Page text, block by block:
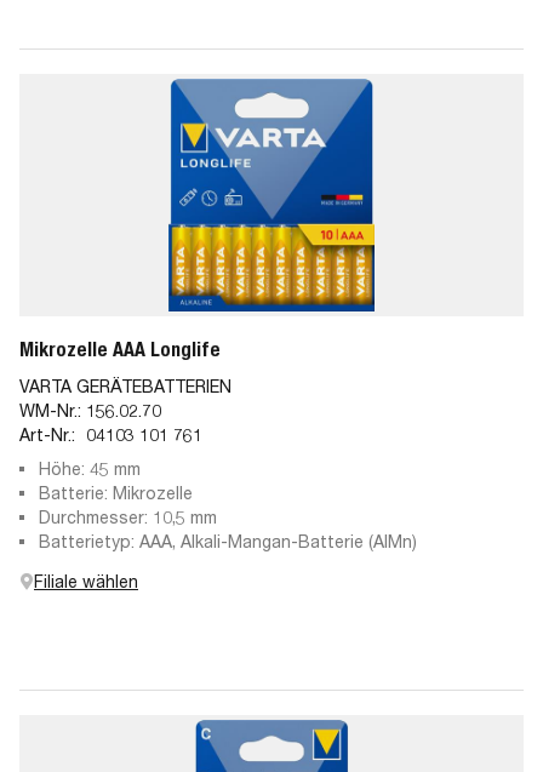
Mikrozelle AAA Longlife
VARTA GERÄTEBATTERIEN
WM-Nr.: 156.02.70
Art-Nr.:
04103 101 761
Höhe: 45 mm
Batterie: Mikrozelle
Durchmesser: 10,5 mm
Batterietyp: AAA, Alkali-Mangan-Batterie (AlMn)
Filiale wählen